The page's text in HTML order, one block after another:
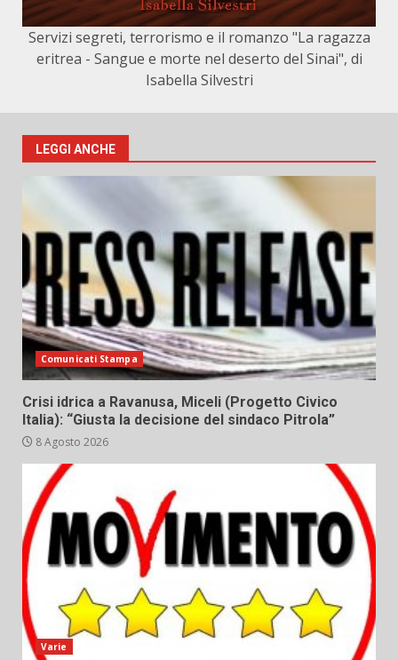
Servizi segreti, terrorismo e il romanzo "La ragazza
eritrea - Sangue e morte nel deserto del Sinai", di
Isabella Silvestri
LEGGI ANCHE
Comunicati Stampa
Crisi idrica a Ravanusa, Miceli (Progetto Civico
Italia): “Giusta la decisione del sindaco Pitrola”
8 Agosto 2026
Varie